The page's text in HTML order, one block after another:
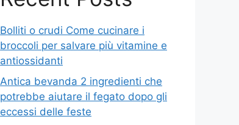
Bolliti o crudi Come cucinare i
broccoli per salvare più vitamine e
antiossidanti
Antica bevanda 2 ingredienti che
potrebbe aiutare il fegato dopo gli
eccessi delle feste